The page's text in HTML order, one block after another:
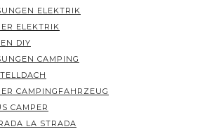
ELEKTRIK
ELEKTRIK
DIY
CAMPING
CAMPINGFAHRZEUG
CAMPER
LA STRADA